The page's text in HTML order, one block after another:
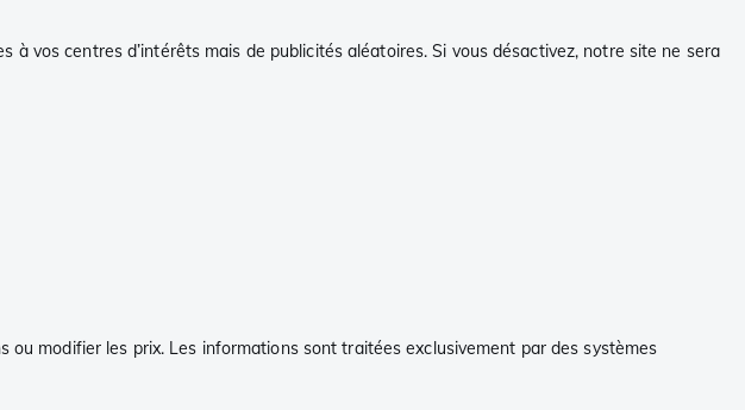
vos centres d’intérêts mais de publicités aléatoires. Si vous désactivez, notre site ne sera
ou modifier les prix. Les informations sont traitées exclusivement par des systèmes